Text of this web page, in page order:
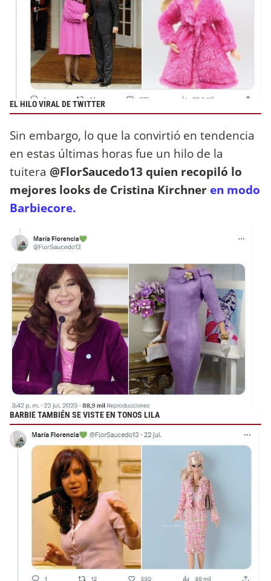
EL HILO VIRAL DE TWITTER
Sin embargo, lo que la convirtió en tendencia
en estas últimas horas fue un hilo de la
tuitera @FlorSaucedo13 quien recopiló lo
mejores looks de Cristina Kirchner en modo
Barbiecore.
BARBIE TAMBIÉN SE VISTE EN TONOS LILA